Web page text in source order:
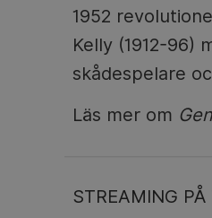
1952
Kelly (1912-96)
skådespelare
Läs mer om
STREAMING